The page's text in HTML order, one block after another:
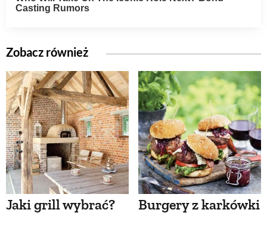
Zobacz również
Jaki grill wybrać? Burgery z karkówki